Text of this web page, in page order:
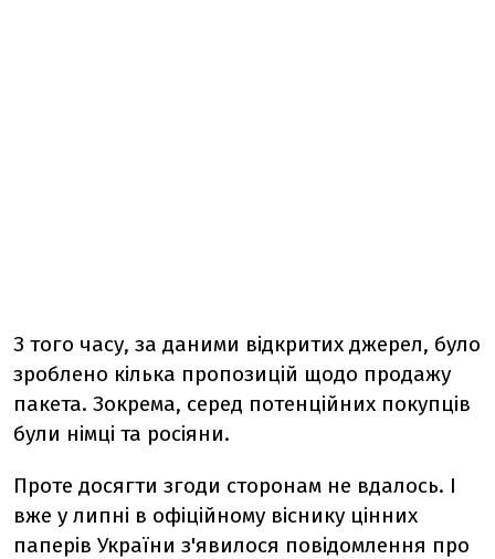
З того часу, за даними відкритих джерел, було
зроблено кілька пропозицій щодо продажу
пакета. Зокрема, серед потенційних покупців
були німці та росіяни.
Проте досягти згоди сторонам не вдалось. І
вже у липні в офіційному віснику цінних
паперів України з'явилося повідомлення про